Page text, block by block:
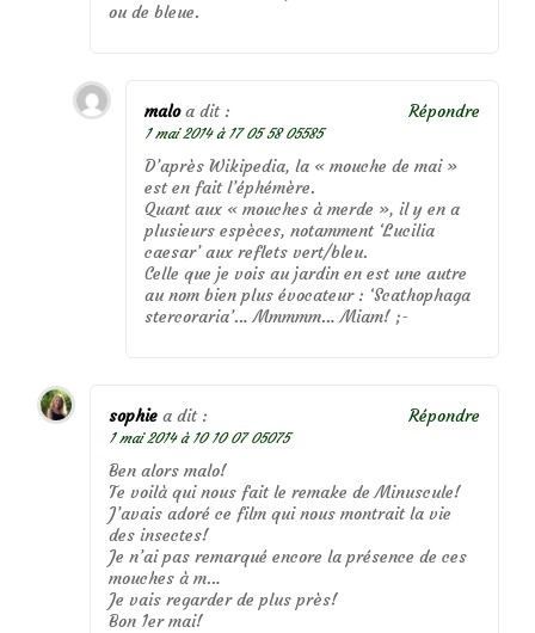
ou de bleue.
malo a dit :
1 mai 2014 à 17 05 58 05585
D’après Wikipedia, la « mouche de mai »
est en fait l’éphémère.
Quant aux « mouches à merde », il y en a
plusieurs espèces, notamment ‘Lucilia
caesar’ aux reflets vert/bleu.
Celle que je vois au jardin en est une autre
au nom bien plus évocateur : ‘Scathophaga
stercoraria’… Mmmmm… Miam! ;-
Répondre
sophie a dit :
1 mai 2014 à 10 10 07 05075
Ben alors malo!
Te voilà qui nous fait le remake de Minuscule!
J’avais adoré ce film qui nous montrait la vie
des insectes!
Je n’ai pas remarqué encore la présence de ces
mouches à m…
Je vais regarder de plus près!
Bon 1er mai!
Répondre